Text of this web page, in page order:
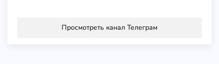
Просмотреть канал Телеграм